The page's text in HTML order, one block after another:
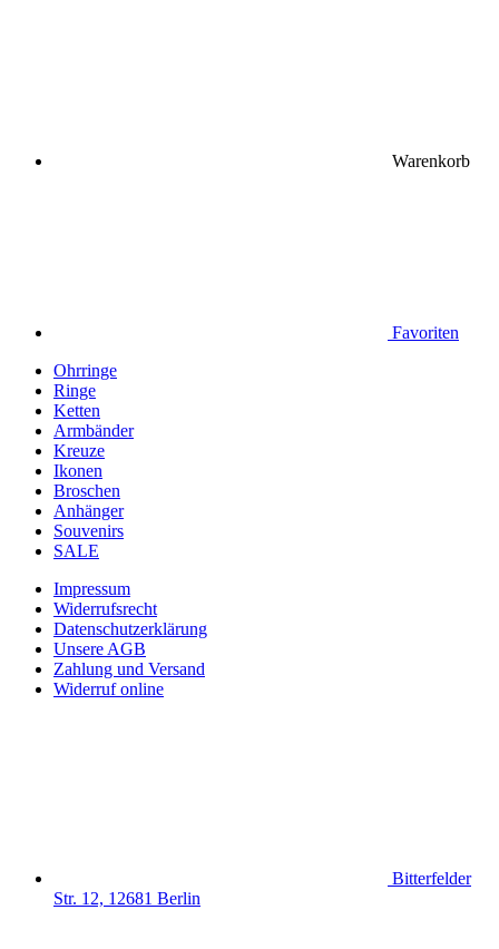
Warenkorb
Favoriten
Ohrringe
Ringe
Ketten
Armbänder
Kreuze
Ikonen
Broschen
Anhänger
Souvenirs
SALE
Impressum
Widerrufsrecht
Datenschutzerklärung
Unsere AGB
Zahlung und Versand
Widerruf online
Bitterfelder
Str. 12, 12681 Berlin